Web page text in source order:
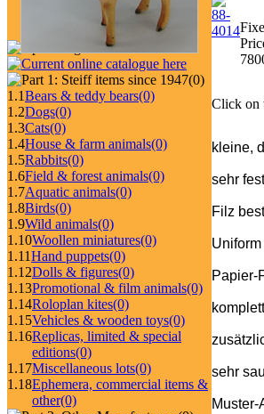
(0)
1.1Bears & teddy bears(0)
1.2Dogs(0)
1.3Cats(0)
1.4House & farm animals(0)
1.5Rabbits(0)
1.6Field & forest animals(0)
1.7Aquatic animals(0)
1.8Birds(0)
1.9Wild animals(0)
1.10Woollen miniatures(0)
1.11Hand puppets(0)
1.12Dolls & figures(0)
1.13Promotional & film animals(0)
1.14Roloplan kites(0)
1.15Vehicles & wooden toys(0)
1.16Replicas, limited & special
editions(0)
1.17Miscellaneous lots(0)
1.18Ephemera, commercial items &
other(0)
Click on
kleine,
sehr
Filz
Papier-
sehr